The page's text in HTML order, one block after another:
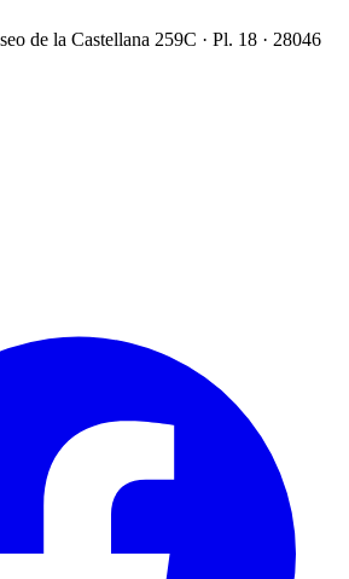
de la Castellana 259C · Pl. 18 · 28046